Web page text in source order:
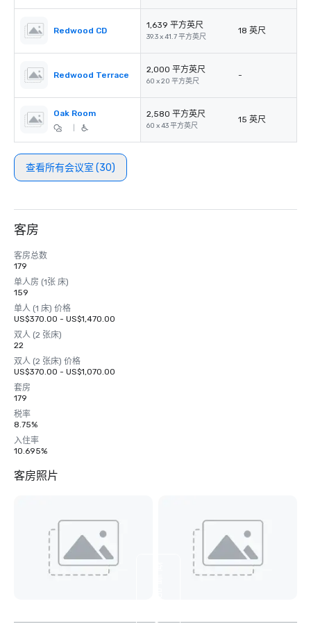
Redwood CD
1,639 平方英尺
39.3 x 41.7 平方英尺
18 英尺
Redwood Terrace
2,000 平方英尺
60 x 20 平方英尺
-
Oak Room 2,580 平方英尺
60 x 43 平方英尺
15 英尺
查看所有会议室 (30)
客房
客房总数
179
单人房 (1张 床)
159
单人 (1 床) 价格
US$370.00 - US$1,470.00
双人 (2 张床)
22
双人 (2 张床) 价格
US$370.00 - US$1,070.00
套房
179
税率
8.75%
入住率
10.695%
客房照片
3